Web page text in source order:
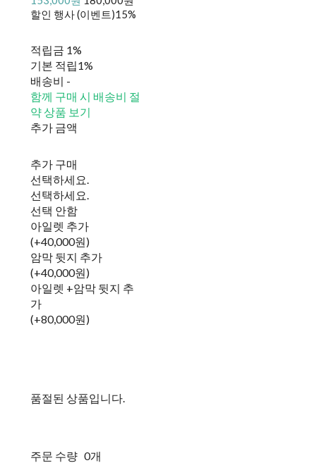
할인 행사 (이벤트)15%
적립금 1%
기본 적립1%
배송비 -
함께 구매 시 배송비 절
약 상품 보기
추가 금액
추가 구매
선택하세요.
선택하세요.
선택 안함
아일렛 추가
(+40,000원)
암막 뒷지 추가
(+40,000원)
아일렛 +암막 뒷지 추
가
(+80,000원)
품절된 상품입니다.
주문 수량 0개